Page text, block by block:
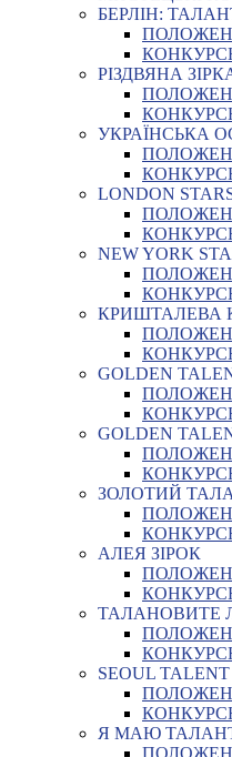
БЕРЛІН:
РІЗДВЯНА
УКРАЇНСЬКА
LONDON
NEW YORK
КРИШТАЛЕВА
GOLDEN
GOLDEN
ЗОЛОТИЙ
АЛЕЯ ЗІРОК
ТАЛАНОВИТЕ
SEOUL
Я МАЮ